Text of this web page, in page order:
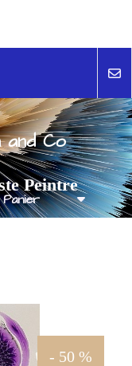
Co
Peintre
Panier
- 50 %